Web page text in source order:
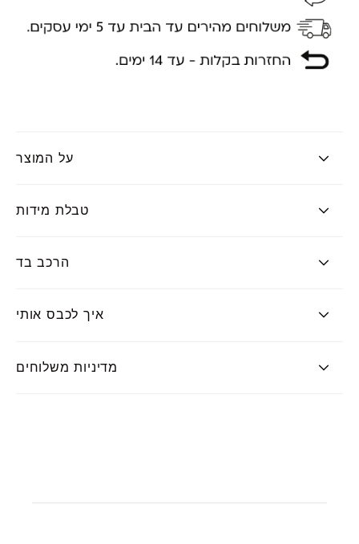
על המוצר
טבלת מידות
הרכב בד
איך לכבס אותי
מדיניות משלוחים